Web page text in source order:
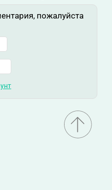
пожалуйста